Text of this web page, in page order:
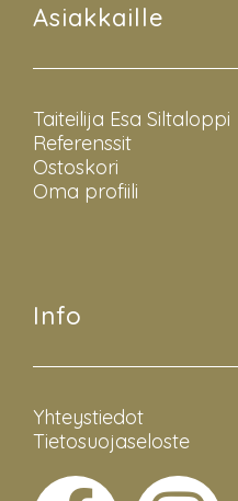
Asiakkaille
Taiteilija Esa Siltaloppi
Referenssit
Ostoskori
Oma profiili
Info
Yhteystiedot
Tietosuojaseloste